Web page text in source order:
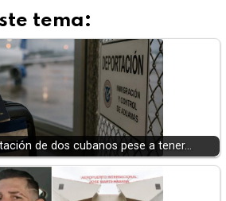
tema:
de dos cubanos pese a tener…